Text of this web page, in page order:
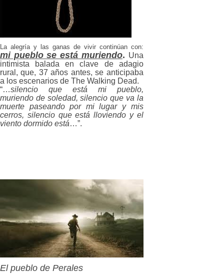
La alegría y las ganas de vivir continúan con:
mi pueblo se está muriendo. Una
intimista balada en clave de adagio
rural, que, 37 años antes, se anticipaba
a los escenarios de The Walking Dead.
“…silencio que está mi pueblo,
muriendo de soledad, silencio que va la
muerte paseando por mi lugar y mis
cerros, silencio que está lloviendo y el
viento dormido está…”.
El pueblo de Perales